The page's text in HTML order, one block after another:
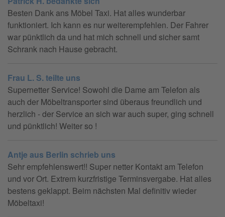
Besten Dank ans Möbel Taxi. Hat alles wunderbar
funktioniert. Ich kann es nur weiterempfehlen. Der Fahrer
war pünktlich da und hat mich schnell und sicher samt
Schrank nach Hause gebracht.
Frau L. S. teilte uns
Supernetter Service! Sowohl die Dame am Telefon als
auch der Möbeltransporter sind überaus freundlich und
herzlich - der Service an sich war auch super, ging schnell
und pünktlich! Weiter so !
Antje aus Berlin schrieb uns
Sehr empfehlenswert!! Super netter Kontakt am Telefon
und vor Ort. Extrem kurzfristige Terminsvergabe. Hat alles
bestens geklappt. Beim nächsten Mal definitiv wieder
Möbeltaxi!